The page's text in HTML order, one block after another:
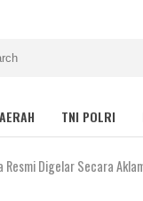
TNI POLRI
Aklamasi, R. Priyatna Kusumah: